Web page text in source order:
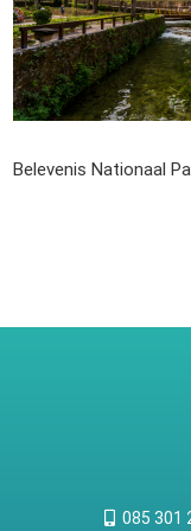
Belevenis Nationaal
085 301